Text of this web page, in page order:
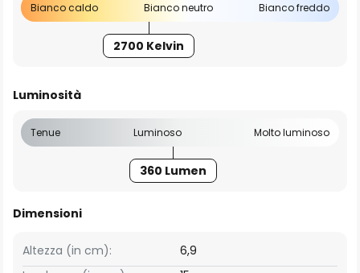
Bianco caldo Bianco neutro Bianco freddo
2700 Kelvin
Luminosità
Tenue Luminoso Molto luminoso
360 Lumen
Dimensioni
Altezza (in cm): 6,9